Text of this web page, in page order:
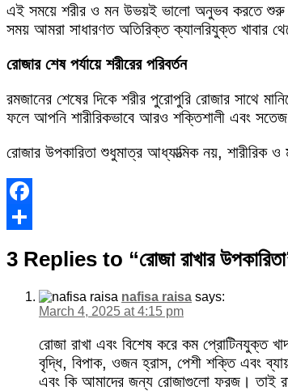
এই সময়ে শরীর ও মন উভয়ই ভালো অনুভব করতে শুরু
সময় আমরা সাধারণত অতিরিক্ত ক্যালরিযুক্ত খাবার
রোজার শেষ পর্যায়ে শরীরের পরিবর্তন
রমজানের শেষের দিকে শরীর পুরোপুরি রোজার সাথে
ফলে আপনি শারীরিকভাবে আরও শক্তিশালী এবং
রোজার উপকারিতা শুধুমাত্র আধ্যাত্মিক নয়,
Facebook
3 Replies to “রোজা রাখার
nafisa raisa says:
March 4, 2025 at 4:15 pm
রোজা রাখা এবং বিশেষ করে কম প্রোটিনযুক্ত
বৃদ্ধি, বিপাক, ওজন হ্রাস, পেশী শক্তি এবং
এবং কি আমাদের জন্য রোজাগুলো ফরজ। তাই